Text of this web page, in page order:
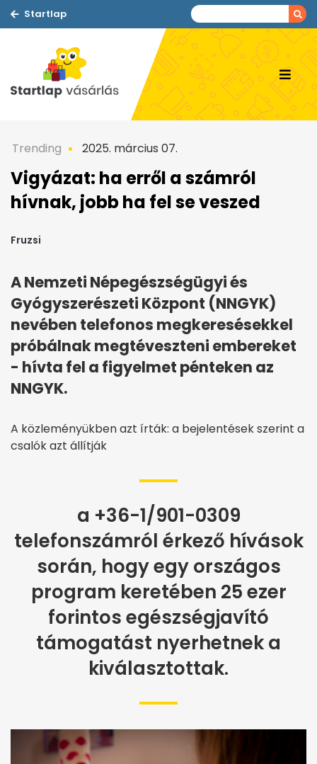
Startlap
Trending 2025. március 07.
Vigyázat: ha erről a számról
hívnak, jobb ha fel se veszed
Fruzsi
A Nemzeti Népegészségügyi és
Gyógyszerészeti Központ (NNGYK)
nevében telefonos megkeresésekkel
próbálnak megtéveszteni embereket
- hívta fel a figyelmet pénteken az
NNGYK.
A közleményükben azt írták: a bejelentések szerint a
csalók azt állítják
a +36-1/901-0309
telefonszámról érkező hívások
során, hogy egy országos
program keretében 25 ezer
forintos egészségjavító
támogatást nyerhetnek a
kiválasztottak.